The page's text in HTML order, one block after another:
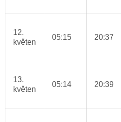
12.
květen
05:15 20:37
13.
květen
05:14 20:39